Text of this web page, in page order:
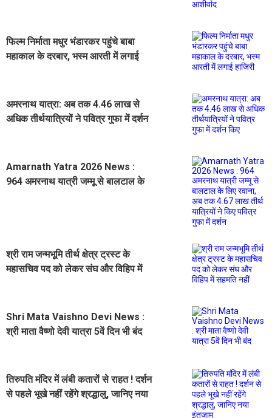
फिल्म निर्माता मधुर भंडारकर पहुंचे बाबा
महाकाल के दरबार, भस्म आरती में लगाई
अमरनाथ यात्रा: अब तक 4.46 लाख से
अधिक तीर्थयात्रियों ने पवित्र गुफा में दर्शन
Amarnath Yatra 2026 News :
964 अमरनाथ यात्री जम्मू से बालटाल के
श्री राम जन्मभूमि तीर्थ क्षेत्र ट्रस्ट के
महासचिव पद को लेकर संघ और विहिप में
Shri Mata Vaishno Devi News :
श्री माता वैष्णो देवी यात्रा 5वें दिन भी बंद
तिरुपति मंदिर में लंबी कतारों से राहत ! दर्शन
से पहले भूखे नहीं रहेंगे श्रद्धालु, जानिए नया